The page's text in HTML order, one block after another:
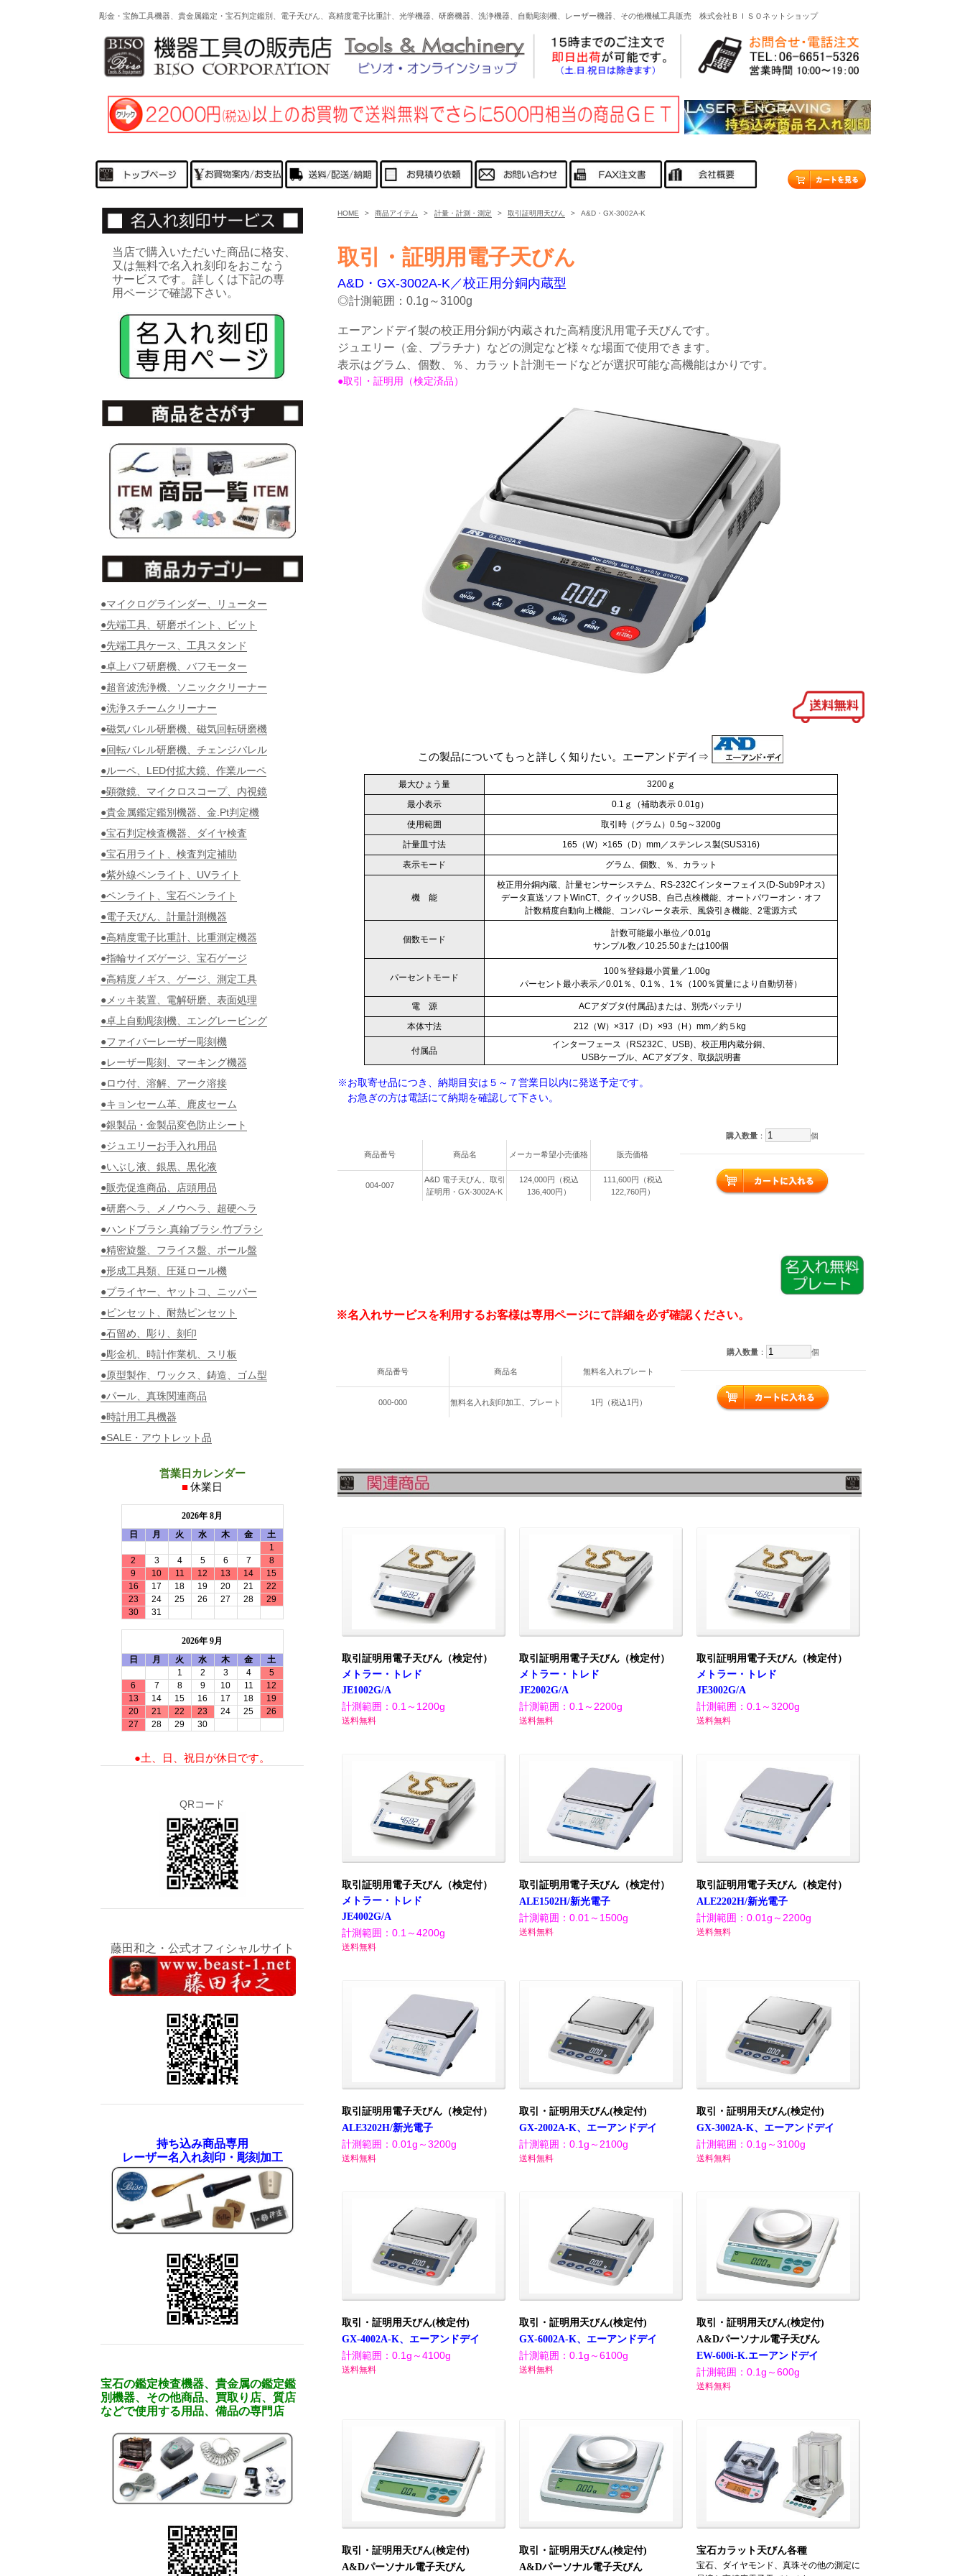
彫金・宝飾工具機器、貴金属鑑定・宝石判定鑑別、電子天びん、高精度電子比重計、光学機器、研磨機器、洗浄機器、自動彫刻機、レーザー機器、その他機械工具販売 株式会社ＢＩＳＯネットショップ
HOME > 商品アイテム > 計量・計測・測定 > 取引証明用天びん > A&D・GX-3002A-K
取引・証明用電子天びん
A&D・GX-3002A-K／校正用分銅内蔵型
◎計測範囲：0.1g～3100g
エーアンドデイ製の校正用分銅が内蔵された高精度汎用電子天びんです。
ジュエリー（金、プラチナ）などの測定など様々な場面で使用できます。
表示はグラム、個数、％、カラット計測モードなどが選択可能な高機能はかりです。
●取引・証明用（検定済品）
この製品についてもっと詳しく知りたい。エーアンドデイ⇒
最大ひょう量
3200ｇ
最小表示
0.1ｇ（補助表示 0.01g）
使用範囲
取引時（グラム）0.5g～3200g
計量皿寸法
165（W）×165（D）mm／ステンレス製(SUS316)
表示モード
グラム、個数、％、カラット
機 能
校正用分銅内蔵、計量センサーシステム、RS-232Cインターフェイス(D-Sub9Pオス)
データ直送ソフトWinCT、クイックUSB、自己点検機能、オートパワーオン・オフ
計数精度自動向上機能、コンパレータ表示、風袋引き機能、2電源方式
個数モード
計数可能最小単位／0.01g
サンプル数／10.25.50または100個
パーセントモード
100％登録最小質量／1.00g
パーセント最小表示／0.01％、0.1％、1％（100％質量により自動切替）
電 源
ACアダプタ(付属品)または、別売バッテリ
本体寸法
212（W）×317（D）×93（H）mm／約５kg
付属品
インターフェース（RS232C、USB)、校正用内蔵分銅、
USBケーブル、ACアダプタ、取扱説明書
※お取寄せ品につき、納期目安は５～７営業日以内に発送予定です。
お急ぎの方は電話にて納期を確認して下さい。
商品番号 商品名 メーカー希望小売価格 販売価格
004-007
A&D 電子天びん、取引
証明用・GX-3002A-K
124,000円（税込
136,400円）
111,600円（税込
122,760円）
購入数量 ： 個
※名入れサービスを利用するお客様は専用ページにて詳細を必ず確認ください。
商品番号 商品名 無料名入れプレート
000-000 無料名入れ刻印加工、プレート 1円（税込1円）
購入数量 ： 個
取引証明用電子天びん（検定付）
メトラー・トレド
JE1002G/A
計測範囲：0.1～1200g
送料無料
取引証明用電子天びん（検定付）
メトラー・トレド
JE2002G/A
計測範囲：0.1～2200g
送料無料
取引証明用電子天びん（検定付）
メトラー・トレド
JE3002G/A
計測範囲：0.1～3200g
送料無料
取引証明用電子天びん（検定付）
メトラー・トレド
JE4002G/A
計測範囲：0.1～4200g
送料無料
取引証明用電子天びん（検定付）
ALE1502H/新光電子
計測範囲：0.01～1500g
送料無料
取引証明用電子天びん（検定付）
ALE2202H/新光電子
計測範囲：0.01g～2200g
送料無料
取引証明用電子天びん（検定付）
ALE3202H/新光電子
計測範囲：0.01g～3200g
送料無料
取引・証明用天びん(検定付)
GX-2002A-K、エーアンドデイ
計測範囲：0.1g～2100g
送料無料
取引・証明用天びん(検定付)
GX-3002A-K、エーアンドデイ
計測範囲：0.1g～3100g
送料無料
取引・証明用天びん(検定付)
GX-4002A-K、エーアンドデイ
計測範囲：0.1g～4100g
送料無料
取引・証明用天びん(検定付)
GX-6002A-K、エーアンドデイ
計測範囲：0.1g～6100g
送料無料
取引・証明用天びん(検定付)
A&Dパーソナル電子天びん
EW-600i-K.エーアンドデイ
計測範囲：0.1g～600g
送料無料
取引・証明用天びん(検定付)
A&Dパーソナル電子天びん
取引・証明用天びん(検定付)
A&Dパーソナル電子天びん
宝石カラット天びん各種
宝石、ダイヤモンド、真珠その他の測定に
当店で購入いただいた商品に格安、
又は無料で名入れ刻印をおこなう
サービスです。詳しくは下記の専
用ページで確認下さい。
●マイクログラインダー、リューター
●先端工具、研磨ポイント、ビット
●先端工具ケース、工具スタンド
●卓上バフ研磨機、バフモーター
●超音波洗浄機、ソニッククリーナー
●洗浄スチームクリーナー
●磁気バレル研磨機、磁気回転研磨機
●回転バレル研磨機、チェンジバレル
●ルーペ、LED付拡大鏡、作業ルーペ
●顕微鏡、マイクロスコープ、内視鏡
●貴金属鑑定鑑別機器、金.Pt判定機
●宝石判定検査機器、ダイヤ検査
●宝石用ライト、検査判定補助
●紫外線ペンライト、UVライト
●ペンライト、宝石ペンライト
●電子天びん、計量計測機器
●高精度電子比重計、比重測定機器
●指輪サイズゲージ、宝石ゲージ
●高精度ノギス、ゲージ、測定工具
●メッキ装置、電解研磨、表面処理
●卓上自動彫刻機、エングレービング
●ファイバーレーザー彫刻機
●レーザー彫刻、マーキング機器
●ロウ付、溶解、アーク溶接
●キョンセーム革、鹿皮セーム
●銀製品・金製品変色防止シート
●ジュエリーお手入れ用品
●いぶし液、銀黒、黒化液
●販売促進商品、店頭用品
●研磨ヘラ、メノウヘラ、超硬ヘラ
●ハンドブラシ.真鍮ブラシ.竹ブラシ
●精密旋盤、フライス盤、ボール盤
●形成工具類、圧延ロール機
●プライヤー、ヤットコ、ニッパー
●ピンセット、耐熱ピンセット
●石留め、彫り、刻印
●彫金机、時計作業机、スリ板
●原型製作、ワックス、鋳造、ゴム型
●パール、真珠関連商品
●時計用工具機器
●SALE・アウトレット品
営業日カレンダー
■休業日
2026年 8月
日
月 火 水 木 金
土
1
2
3 4 5 6 7
8
9
10 11 12 13 14
15
16
17 18 19 20 21
22
23
24 25 26 27 28
29
30
31
2026年 9月
日
月 火 水 木 金
土
1
2 3 4
5
6
7 8 9 10 11
12
13
14 15 16 17 18
19
20
21 22 23 24 25
26
27
28 29 30
●土、日、祝日が休日です。
QRコード
藤田和之・公式オフィシャルサイト
持ち込み商品専用
レーザー名入れ刻印・彫刻加工
宝石の鑑定検査機器、貴金属の鑑定鑑
別機器、その他商品、買取り店、質店
などで使用する用品、備品の専門店